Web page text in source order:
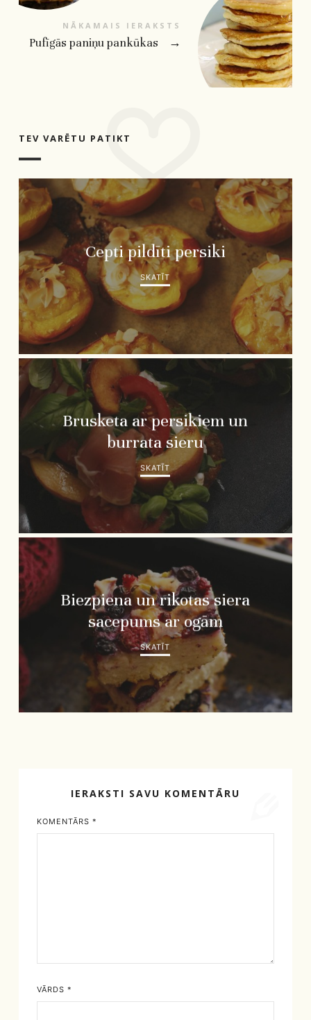
NĀKAMAIS IERAKSTS
Pufīgās paniņu pankūkas →
TEV VARĒTU PATIKT
Cepti pildīti persiki
SKATĪT
Brusketa ar persikiem un
burrata sieru
SKATĪT
Biezpiena un rikotas siera
sacepums ar ogām
SKATĪT
IERAKSTI SAVU KOMENTĀRU
KOMENTĀRS *
VĀRDS *